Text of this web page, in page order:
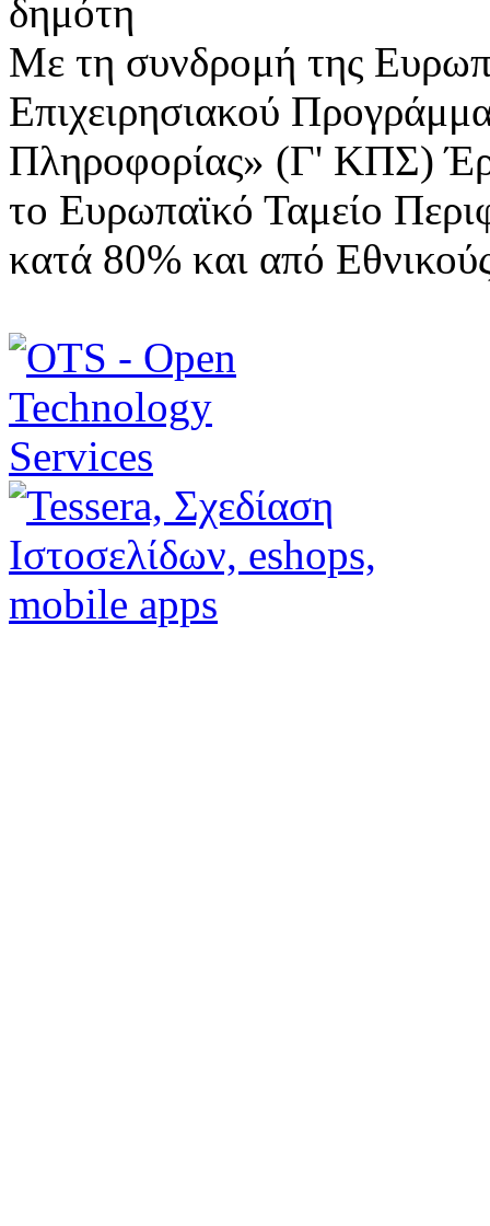
Με τη συνδρομή της
Επιχειρησιακού
Πληροφορίας» (Γ' ΚΠΣ)
το Ευρωπαϊκό Ταμείο
κατά 80% και από